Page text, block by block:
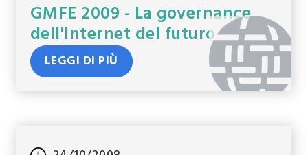
GMFE 2009 - La governance
dell'Internet del futuro
LEGGI DI PIÙ